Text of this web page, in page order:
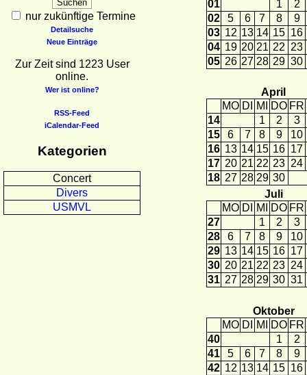
nur zukünftige Termine
Detailsuche
Neue Einträge
Zur Zeit sind 1223 User
online.
Wer ist online?
RSS-Feed
iCalendar-Feed
Kategorien
Concert
Divers
USMVL
01
1
2
02
5 6 7 8
9
03 12 13 14 15 16
04 19 20 21 22 23
05 26 27 28 29 30
April
MO DI MI DO FR
14
1 2
3
15
6 7 8 9
10
16 13 14 15 16 17
17 20 21 22 23 24
18 27 28 29 30
Juli
MO DI MI DO FR
27
1 2
3
28
6 7 8 9
10
29 13 14 15 16 17
30 20 21 22 23 24
31 27 28 29 30 31
Oktober
MO DI MI DO FR
40
1
2
41
5 6 7 8
9
42 12 13 14 15 16